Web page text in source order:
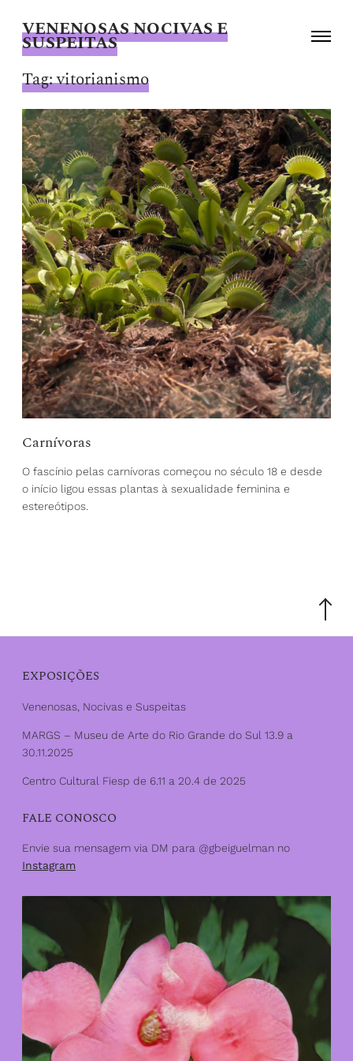
VENENOSAS NOCIVAS E
SUSPEITAS
Giselle
Beiguelman
Toggle
Tag:vitorianismo
Carnívoras
O fascínio pelas carnívoras começou no século 18 e desde
o início ligou essas plantas à sexualidade feminina e
estereótipos.
Scroll
the
EXPOSIÇÕES
Venenosas, Nocivas e Suspeitas
MARGS – Museu de Arte do Rio Grande do Sul 13.9 a
30.11.2025
Centro Cultural Fiesp de 6.11 a 20.4 de 2025
FALE CONOSCO
Envie sua mensagem via DM para @gbeiguelman no
Instagram